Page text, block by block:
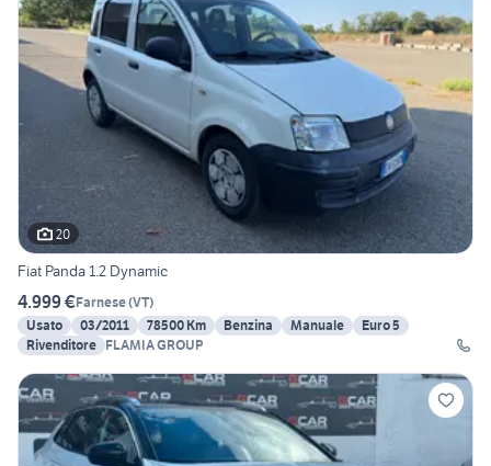
20
Fiat Panda 1.2 Dynamic
4.999 €Farnese(VT)
Usato
03/2011 78500 Km Benzina Manuale
Euro 5
Rivenditore FLAMIA GROUP